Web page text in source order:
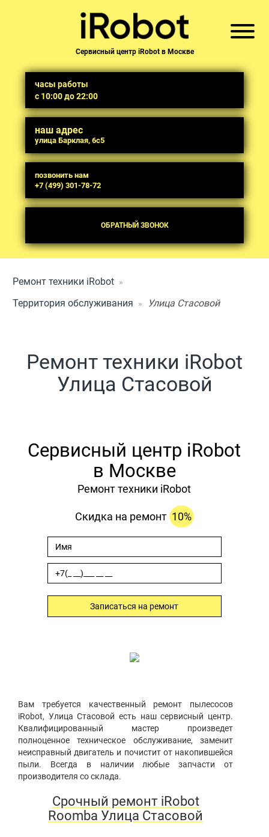
Сервисный центр iRobot в Москве
часы работы
с 10:00 до 22:00
наш адрес
улица Барклая, 6с5
позвонить нам
+7 (499) 301-78-72
ОБРАТНЫЙ ЗВОНОК
Ремонт техники iRobot
Территория обслуживания
Улица Стасовой
Ремонт техники iRobot
Улица Стасовой
Сервисный центр iRobot
в Москве
Ремонт техники iRobot
Скидка на ремонт 10%
Записаться на ремонт
Вам требуется качественный ремонт пылесосов
iRobot, Улица Стасовой есть наш сервисный центр.
Квалифицированный мастер произведет
полноценное техническое обслуживание, заменит
неисправный двигатель и почистит от накопившейся
пыли. Всегда в наличии любые запчасти от
производителя со склада.
Срочный ремонт iRobot
Roomba Улица Стасовой